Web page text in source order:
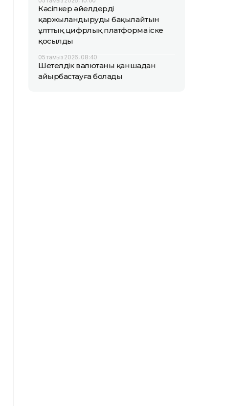
Кәсіпкер әйелдерді
қаржыландыруды бақылайтын
ұлттық цифрлық платформа іске
қосылды
05 тамыз 2026, 08:40
Шетелдік валютаны қаншадан
айырбастауға болады